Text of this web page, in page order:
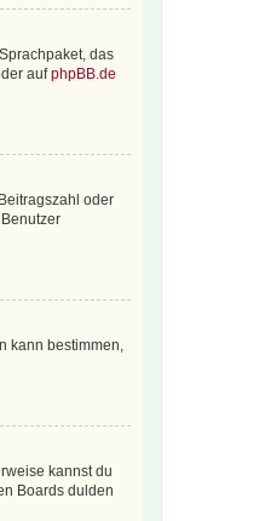
das
aufphpBB.de
oder
kann bestimmen,
kannst du
Boards dulden